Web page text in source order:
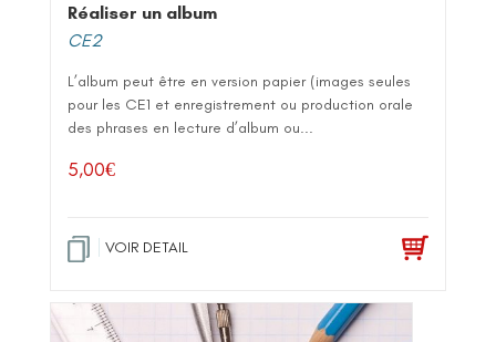
Réaliser un album
CE2
L’album peut être en version papier (images seules
pour les CE1 et enregistrement ou production orale
des phrases en lecture d’album ou...
5,00€
VOIR DETAIL